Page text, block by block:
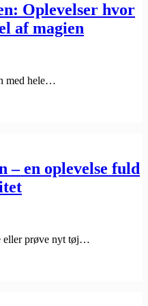
Oplevelser hvor
af magien
med hele…
– en oplevelse fuld
eller prøve nyt tøj…